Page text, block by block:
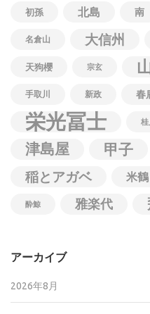
初孫 北島 南
名倉山 大信州
天狗櫻 宗玄
手取川 新政 春
栄光冨士 桂
津島屋 甲子
稲とアガベ 米鶴
酔鯨 雅楽代
アーカイブ
2026年8月